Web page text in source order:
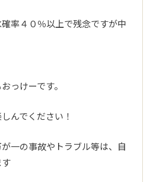
率４０％以上で残念ですが中
っけーです。
んでください！
一の事故やトラブル等は、自